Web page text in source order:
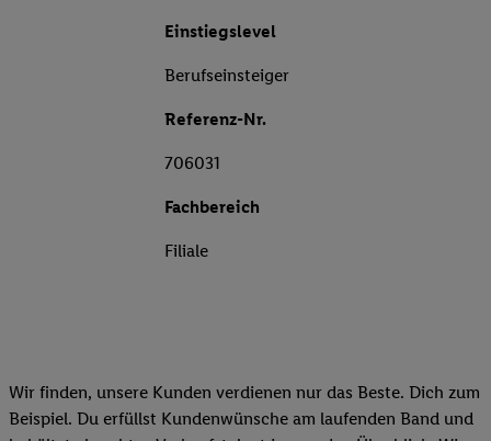
Einstiegslevel
Berufseinsteiger
Referenz-Nr.
706031
Fachbereich
Filiale
Wir finden, unsere Kunden verdienen nur das Beste. Dich zum
Beispiel. Du erfüllst Kundenwünsche am laufenden Band und